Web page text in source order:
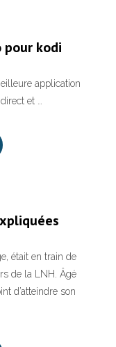
pour kodi
application
et …
était en train de
de la LNH. Âgé
d’atteindre son